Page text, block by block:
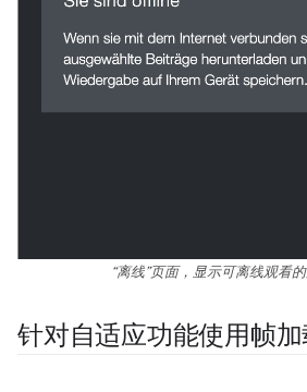
“离线”页面，显示可离线观看的
针对自适应功能使用帧